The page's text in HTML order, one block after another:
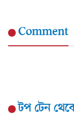
Comment
টপ টেন